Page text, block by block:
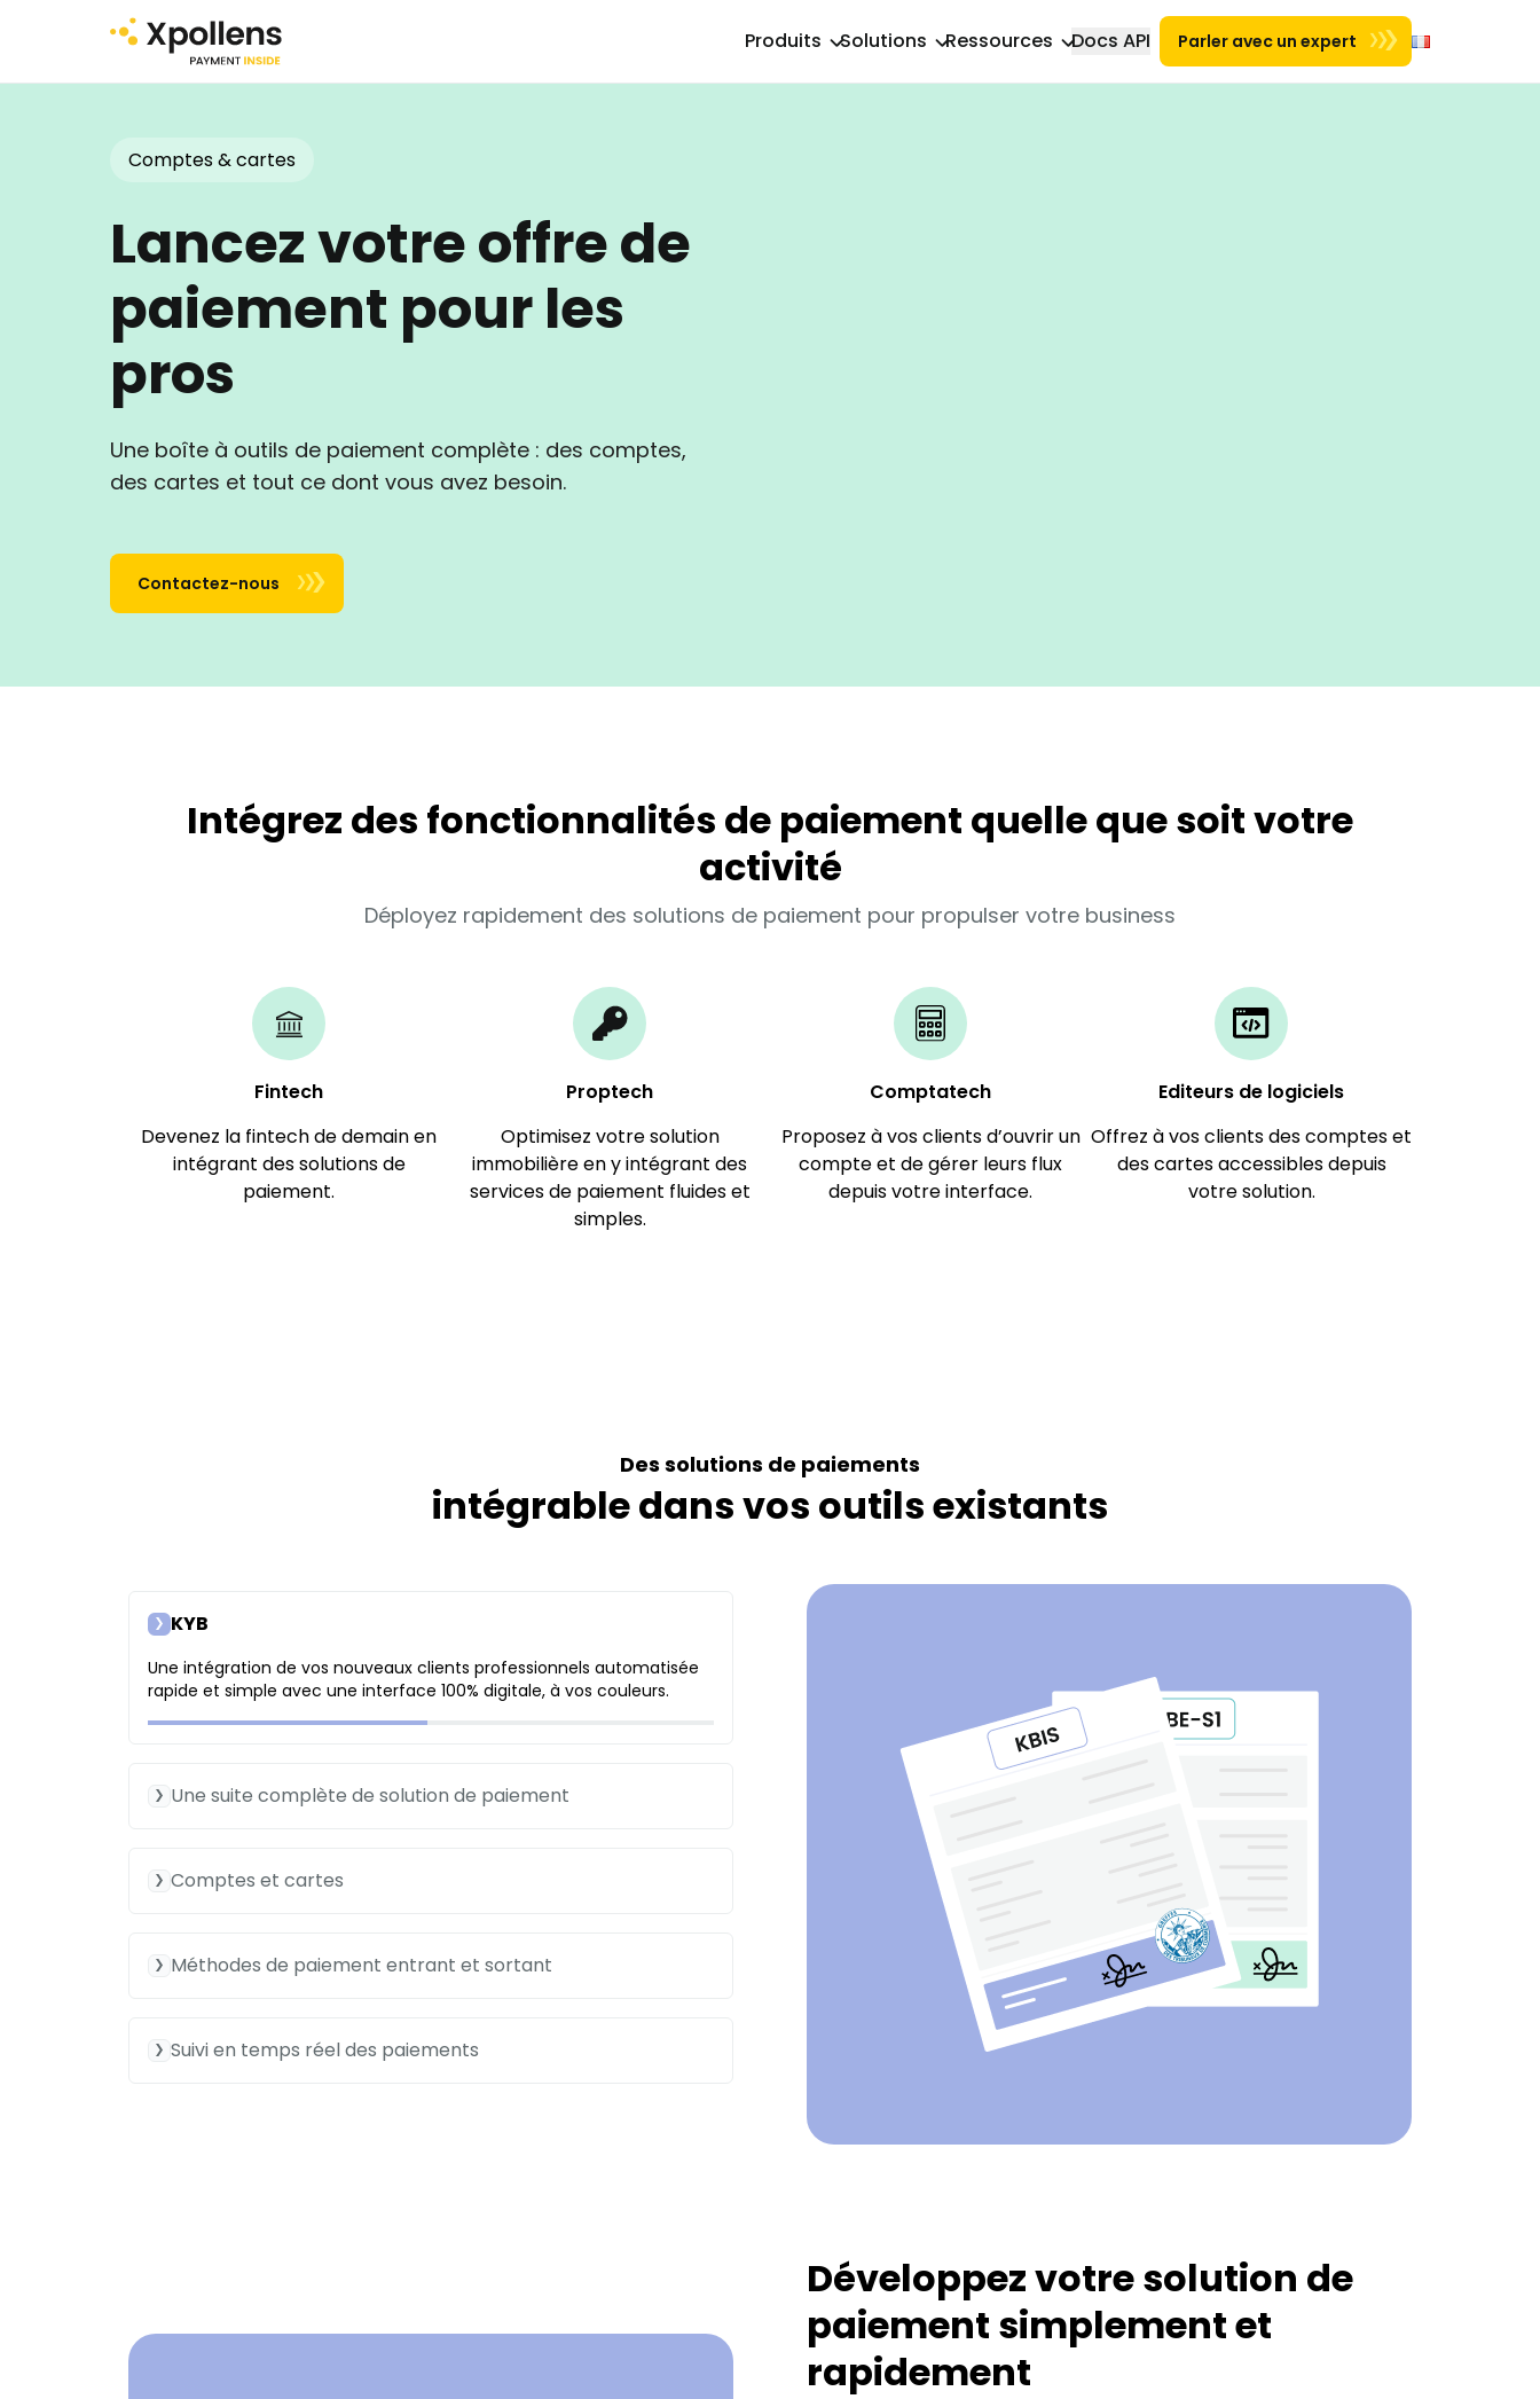
Produits Solutions Ressources
Docs API
Nouvel onglet
Parler avec un expert
Comptes & cartes
Lancez votre offre de
paiement pour les
pros
​Une boîte à outils de paiement complète : des comptes,
des cartes et tout ce dont vous avez besoin.
Contactez-nous
Intégrez des fonctionnalités de paiement quelle que soit votre
activité
Déployez rapidement des solutions de paiement pour propulser votre business
Fintech​
Devenez la fintech de demain en
intégrant des solutions de
paiement.
Proptech​
Optimisez votre solution
immobilière en y intégrant des
services de paiement fluides et
simples.
Comptatech​
Proposez à vos clients d’ouvrir un
compte et de gérer leurs flux
depuis votre interface.
Editeurs de logiciels​
Offrez à vos clients des comptes et
des cartes accessibles depuis
votre solution​.
Des solutions de paiements
intégrable dans vos outils existants
KYB
Une intégration de vos nouveaux clients professionnels automatisée
rapide et simple avec une interface 100% digitale, à vos couleurs.
Une suite complète de solution de paiement
Comptes et cartes
Méthodes de paiement entrant et sortant
Suivi en temps réel des paiements
Développez votre solution de
paiement simplement et
rapidement